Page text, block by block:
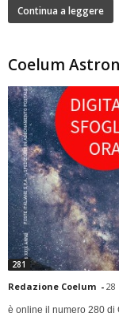
Continua a leggere
Coelum
281
Redazione Coelum - 28
è online il numero 280 di